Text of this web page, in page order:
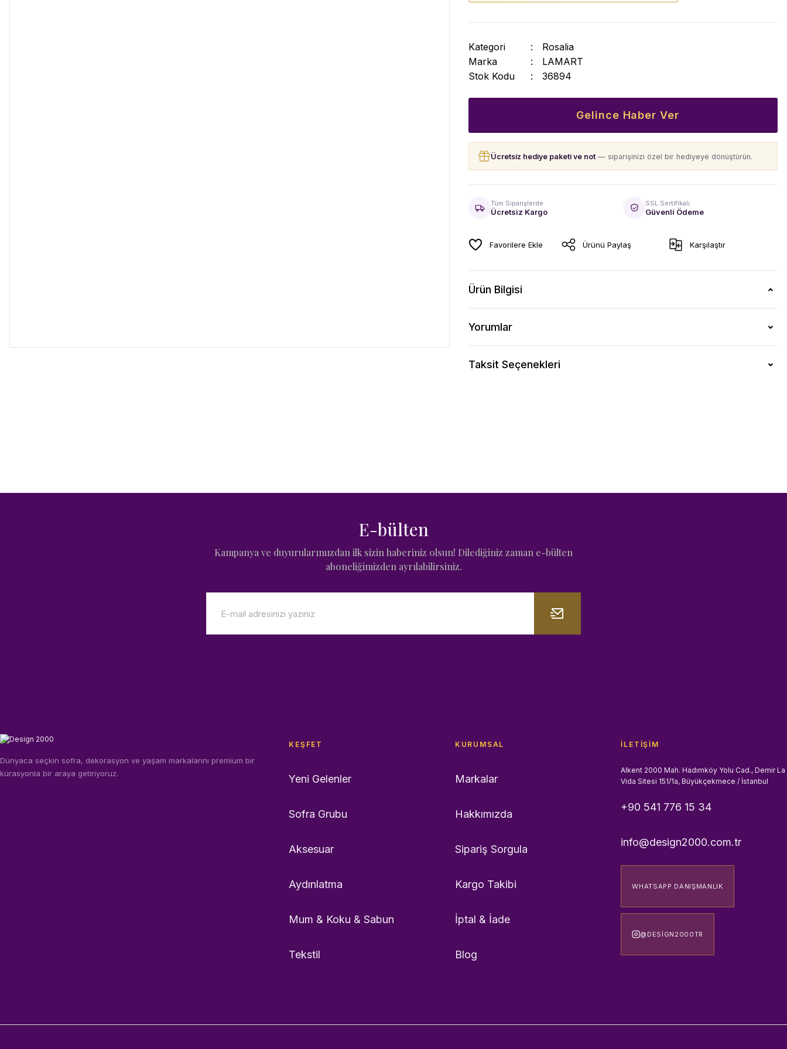
Kategori
Rosalia
Marka
LAMART
Stok Kodu
36894
Gelince Haber Ver
Ücretsiz hediye paketi ve not — siparişinizi özel bir hediyeye dönüştürün.
Tüm Siparişlerde
Ücretsiz Kargo
SSL Sertifikalı
Güvenli Ödeme
Ürünü Paylaş Karşılaştır
Ürün Bilgisi
Yorumlar
Taksit Seçenekleri
E-bülten
Kampanya ve duyurularımızdan ilk sizin haberiniz olsun! Dilediğiniz zaman e-bülten
aboneliğimizden ayrılabilirsiniz.
Dünyaca seçkin sofra, dekorasyon ve yaşam markalarını premium bir
kürasyonla bir araya getiriyoruz.
KEŞFET
Yeni Gelenler
Sofra Grubu
Aksesuar
Aydınlatma
Mum & Koku & Sabun
Tekstil
KURUMSAL
Markalar
Hakkımızda
Sipariş Sorgula
Kargo Takibi
İptal & İade
Blog
İLETIŞIM
Alkent 2000 Mah. Hadımköy Yolu Cad., Demir La
Vida Sitesi 151/1a, Büyükçekmece / İstanbul
+90 541 776 15 34
info@design2000.com.tr
WHATSAPP DANIŞMANLIK
@DESIGN2000TR